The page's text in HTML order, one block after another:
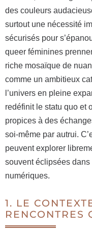
des couleurs
surtout une nécessité
sécurisés pour
queer féminines
riche mosaïque de
comme un ambitieux
l’univers en pleine
redéfinit le statu quo et
propices à des
soi-même par autrui.
peuvent explorer
souvent éclipsées
numériques.
1. LE
RENCONTRES